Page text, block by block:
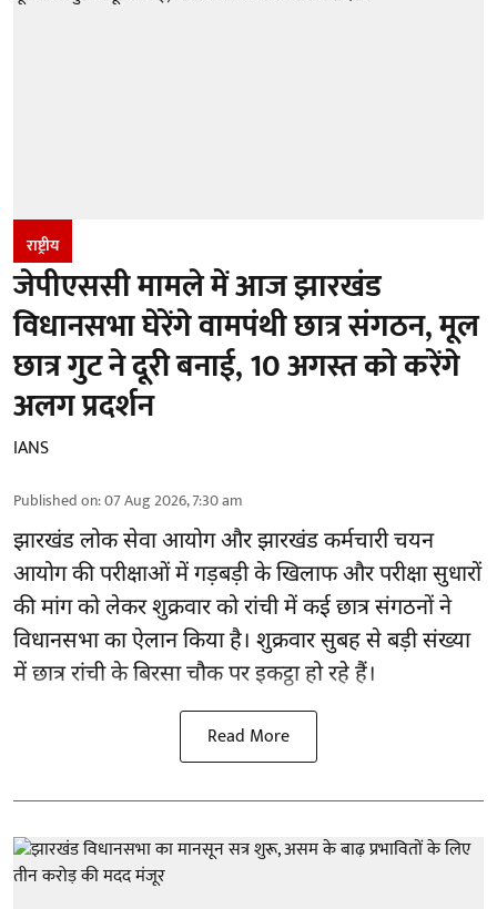
राष्ट्रीय
जेपीएससी मामले में आज झारखंड
विधानसभा घेरेंगे वामपंथी छात्र संगठन, मूल
छात्र गुट ने दूरी बनाई, 10 अगस्त को करेंगे
अलग प्रदर्शन
IANS
Published on:07 Aug 2026, 7:30 am
झारखंडलोक सेवा आयोग और झारखंड कर्मचारी चयन
आयोग की परीक्षाओं में गड़बड़ी के खिलाफ और परीक्षा सुधारों
की मांग को लेकर शुक्रवार को रांची में कई छात्र संगठनों ने
विधानसभा का ऐलान किया है। शुक्रवार सुबह से बड़ी संख्या
में छात्र रांची के बिरसा चौक पर इकट्ठा हो रहे हैं।
Read More